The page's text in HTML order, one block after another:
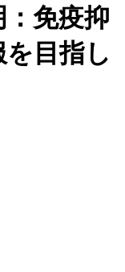
免疫抑
目指し